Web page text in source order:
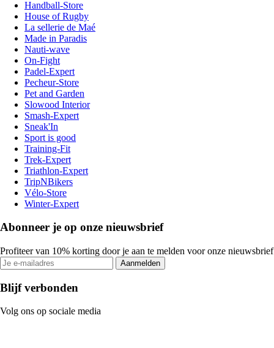
Handball-Store
House of Rugby
La sellerie de Maé
Made in Paradis
Nauti-wave
On-Fight
Padel-Expert
Pecheur-Store
Pet and Garden
Slowood Interior
Smash-Expert
Sneak'In
Sport is good
Training-Fit
Trek-Expert
Triathlon-Expert
TripNBikers
Vélo-Store
Winter-Expert
Abonneer je op onze nieuwsbrief
Profiteer van 10% korting door je aan te melden voor onze nieuwsbrief
Aanmelden
Blijf verbonden
Volg ons op sociale media